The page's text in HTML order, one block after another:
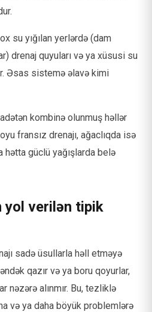
su yığılan yerlərdə (dam
drenaj quyuları və ya xüsusi su
Əsas sistemə əlavə kimi
kombinə olunmuş həllər
fransız drenajı, ağaclıqda isə
hətta güclü yağışlarda belə
yol verilən tipik
sadə üsullarla həll etməyə
qazır və ya boru qoyurlar,
nəzərə alınmır. Bu, tezliklə
və ya daha böyük problemlərə